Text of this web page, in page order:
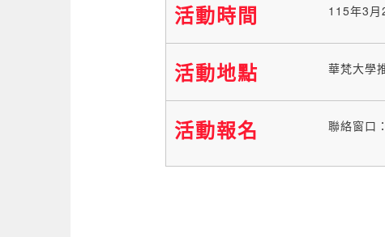
活動時間 115年3
活動地點 華梵大學
活動報名 聯絡窗口